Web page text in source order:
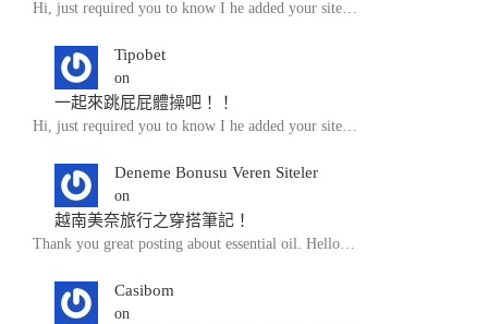
Hi, just required you to know I he added your site…
Tipobet
on
一起來跳屁屁體操吧！！
Hi, just required you to know I he added your site…
Deneme Bonusu Veren Siteler
on
越南美奈旅行之穿搭筆記！
Thank you great posting about essential oil. Hello…
Casibom
on